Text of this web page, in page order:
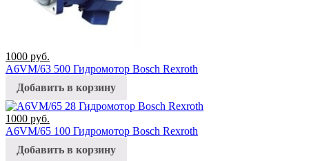
1000 руб.
A6VM/63 500 Гидромотор Bosch Rexroth
Добавить в корзину
1000 руб.
A6VM/65 100 Гидромотор Bosch Rexroth
Добавить в корзину